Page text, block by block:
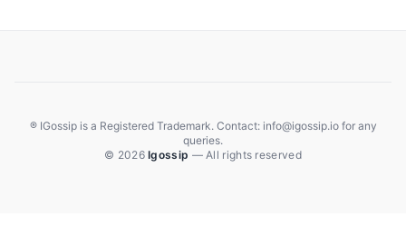
® IGossip is a Registered Trademark. Contact: info@igossip.io for any
queries.
© 2026Igossip — All rights reserved